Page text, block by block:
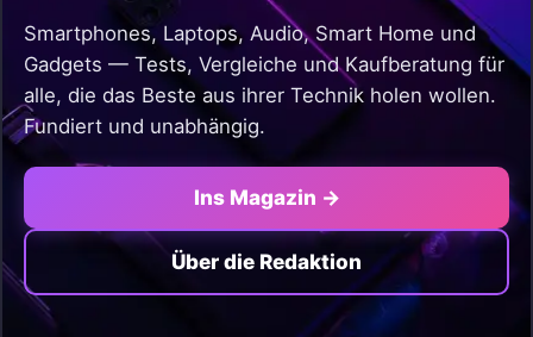
Smartphones, Laptops, Audio, Smart Home und
Gadgets — Tests, Vergleiche und Kaufberatung für
alle, die das Beste aus ihrer Technik holen wollen.
Fundiert und unabhängig.
Ins Magazin →
Über die Redaktion